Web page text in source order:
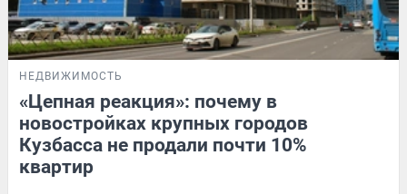
НЕДВИЖИМОСТЬ
«Цепная реакция»: почему в
новостройках крупных городов
Кузбасса не продали почти 10%
квартир